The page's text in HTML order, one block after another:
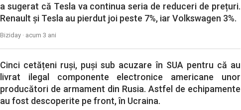
a sugerat că Tesla va continua seria de reduceri de prețuri.
Renault și Tesla au pierdut joi peste 7%, iar Volkswagen 3%.
Biziday · acum 3 ani
Cinci cetățeni ruși, puși sub acuzare în SUA pentru că au
livrat ilegal componente electronice americane unor
producători de armament din Rusia. Astfel de echipamente
au fost descoperite pe front, în Ucraina.